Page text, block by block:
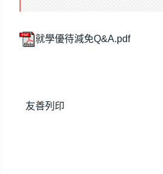
就學優待減免Q&A.pdf
友善列印